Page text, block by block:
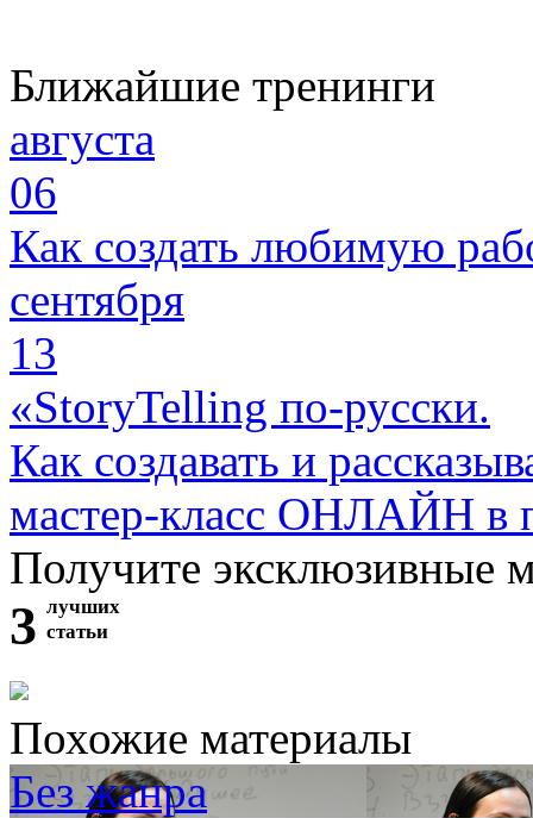
Ближайшие тренинги
августа
06
Как создать любимую
сентября
13
«StoryTelling по-русски.
Как создавать и
мастер-класс ОНЛАЙН в
Получите эксклюзивные
3 лучших
статьи
Похожие материалы
Без жанра